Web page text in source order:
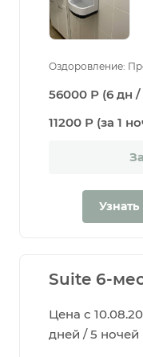
Оздоровление:
56000 Р (6 дн /
11200 Р (за 1
Suite 6-
Цена с
дней / 5 ночей